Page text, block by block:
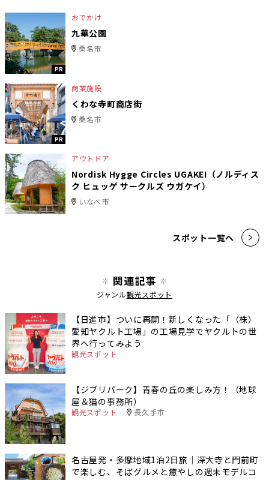
PR
おでかけ
九華公園
桑名市
PR
商業施設
くわな寺町商店街
桑名市
アウトドア
Nordisk Hygge Circles UGAKEI（ノルディス
ク ヒュッゲ サークルズ ウガケイ）
いなべ市
スポット一覧へ
関連記事
ジャンル観光スポット
【日進市】ついに再開！新しくなった「（株）
愛知ヤクルト工場」の工場見学でヤクルトの世
界へ行ってみよう
観光スポット
【ジブリパーク】青春の丘の楽しみ方！（地球
屋＆猫の事務所）
観光スポット 長久手市
名古屋発・多摩地域1泊2日旅｜深大寺と門前町
で楽しむ、そばグルメと癒やしの週末モデルコ